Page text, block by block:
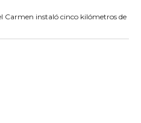
Carmen instaló cinco kilómetros de